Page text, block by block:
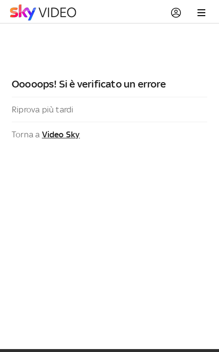
Ooooops! Si è verificato un errore
Riprova più tardi
Torna a Video Sky